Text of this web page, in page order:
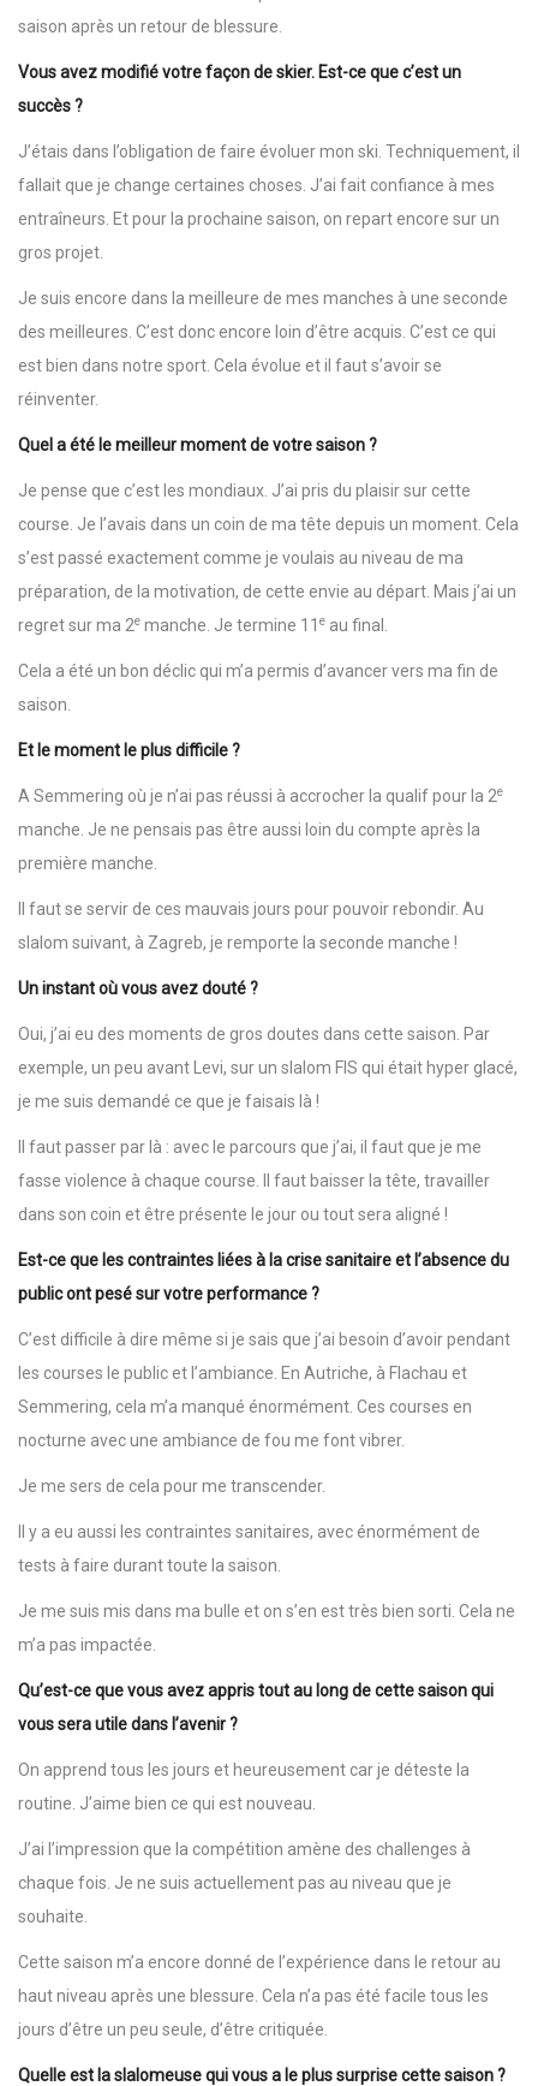
saison après un retour de blessure.
Vous avez modifié votre façon de skier. Est-ce que c’est un
succès ?
J’étais dans l’obligation de faire évoluer mon ski. Techniquement, il
fallait que je change certaines choses. J’ai fait confiance à mes
entraîneurs. Et pour la prochaine saison, on repart encore sur un
gros projet.
Je suis encore dans la meilleure de mes manches à une seconde
des meilleures. C’est donc encore loin d’être acquis. C’est ce qui
est bien dans notre sport. Cela évolue et il faut s’avoir se
réinventer.
Quel a été le meilleur moment de votre saison ?
Je pense que c’est les mondiaux. J’ai pris du plaisir sur cette
course. Je l’avais dans un coin de ma tête depuis un moment. Cela
s’est passé exactement comme je voulais au niveau de ma
préparation, de la motivation, de cette envie au départ. Mais j’ai un
regret sur ma 2e manche. Je termine 11 e au final.
Cela a été un bon déclic qui m’a permis d’avancer vers ma fin de
saison.
Et le moment le plus difficile ?
A Semmering où je n’ai pas réussi à accrocher la qualif pour la 2e
manche. Je ne pensais pas être aussi loin du compte après la
première manche.
Il faut se servir de ces mauvais jours pour pouvoir rebondir. Au
slalom suivant, à Zagreb, je remporte la seconde manche !
Un instant où vous avez douté ?
Oui, j’ai eu des moments de gros doutes dans cette saison. Par
exemple, un peu avant Levi, sur un slalom FIS qui était hyper glacé,
je me suis demandé ce que je faisais là !
Il faut passer par là : avec le parcours que j’ai, il faut que je me
fasse violence à chaque course. Il faut baisser la tête, travailler
dans son coin et être présente le jour ou tout sera aligné !
Est-ce que les contraintes liées à la crise sanitaire et l’absence du
public ont pesé sur votre performance ?
C’est difficile à dire même si je sais que j’ai besoin d’avoir pendant
les courses le public et l’ambiance. En Autriche, à Flachau et
Semmering, cela m’a manqué énormément. Ces courses en
nocturne avec une ambiance de fou me font vibrer.
Je me sers de cela pour me transcender.
Il y a eu aussi les contraintes sanitaires, avec énormément de
tests à faire durant toute la saison.
Je me suis mis dans ma bulle et on s’en est très bien sorti. Cela ne
m’a pas impactée.
Qu’est-ce que vous avez appris tout au long de cette saison qui
vous sera utile dans l’avenir ?
On apprend tous les jours et heureusement car je déteste la
routine. J’aime bien ce qui est nouveau.
J’ai l’impression que la compétition amène des challenges à
chaque fois. Je ne suis actuellement pas au niveau que je
souhaite.
Cette saison m’a encore donné de l’expérience dans le retour au
haut niveau après une blessure. Cela n’a pas été facile tous les
jours d’être un peu seule, d’être critiquée.
Quelle est la slalomeuse qui vous a le plus surprise cette saison ?